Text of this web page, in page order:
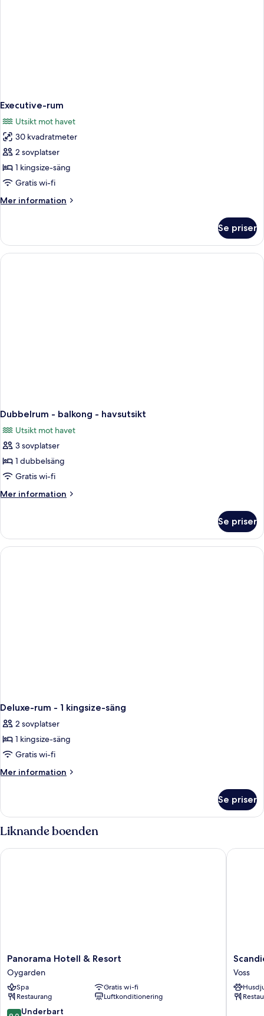
Executive-rum
Utsikt mot havet
30 kvadratmeter
2 sovplatser
1 kingsize-säng
Gratis wi-fi
Mer information
Mer
rum
Se priser
Dubbelrum - balkong - havsutsikt
Utsikt mot havet
3 sovplatser
1 dubbelsäng
Gratis wi-fi
Mer information
Mer
-
balkong
-
Se priser
Deluxe-rum - 1 kingsize-säng
2 sovplatser
1 kingsize-säng
Gratis wi-fi
Mer information
Mer
rum
-
1
kingsize-
säng
Se priser
Liknande boenden
Panorama
Hotell
&
Resort
Oygarden
Panorama Hotell & Resort
Oygarden
Spa
Gratis wi-fi
Restaurang
Luftkonditionering
9.0 Underbart
Panorama Hotell & Resort
Scandic
Voss
Voss
Voss
Scandic